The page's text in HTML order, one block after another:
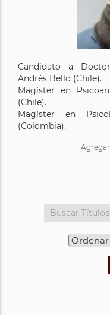
Candidato a
Andrés Bello (Chile).
Magíster en
(Chile).
Magíster en
(Colombia).